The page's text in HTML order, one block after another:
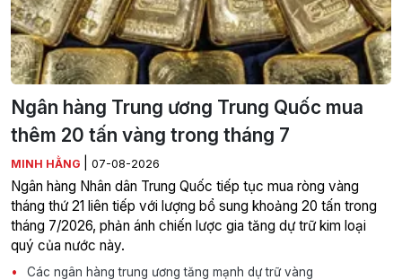
Ngân hàng Trung ương Trung Quốc mua
thêm 20 tấn vàng trong tháng 7
MINH HẰNG 07-08-2026
Ngân hàng Nhân dân Trung Quốc tiếp tục mua ròng vàng
tháng thứ 21 liên tiếp với lượng bổ sung khoảng 20 tấn trong
tháng 7/2026, phản ánh chiến lược gia tăng dự trữ kim loại
quý của nước này.
Các ngân hàng trung ương tăng mạnh dự trữ vàng